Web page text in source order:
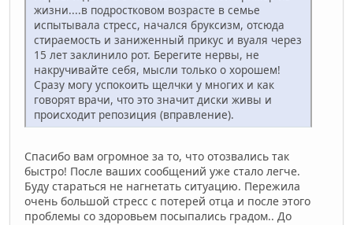
жизни....в подростковом возрасте в семье
испытывала стресс, начался бруксизм, отсюда
стираемость и заниженный прикус и вуаля через
15 лет заклинило рот. Берегите нервы, не
накручивайте себя, мысли только о хорошем!
Сразу могу успокоить щелчки у многих и как
говорят врачи, что это значит диски живы и
происходит репозиция (вправление).
Спасибо вам огромное за то, что отозвались так
быстро! После ваших сообщений уже стало легче.
Буду стараться не нагнетать ситуацию. Пережила
очень большой стресс с потерей отца и после этого
проблемы со здоровьем посыпались градом.. До